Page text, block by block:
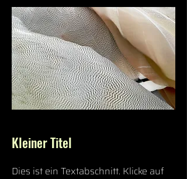
Kleiner Titel
Dies ist ein Textabschnitt. Klicke auf